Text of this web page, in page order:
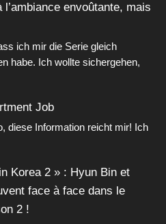
envoûtante, mais
ich mir die Serie gleich
habe. Ich wollte sichergehen,
Job
diese Information reicht mir! Ich
Korea 2 » : Hyun Bin et
face à face dans le
2 !